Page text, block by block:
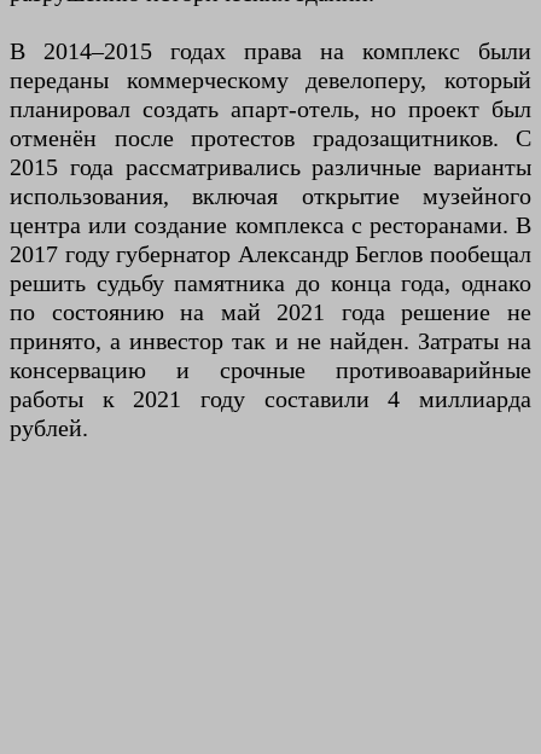
В 2014–2015 годах права на комплекс были
переданы коммерческому девелоперу, который
планировал создать апарт-отель, но проект был
отменён после протестов градозащитников. С
2015 года рассматривались различные варианты
использования, включая открытие музейного
центра или создание комплекса с ресторанами. В
2017 году губернатор Александр Беглов пообещал
решить судьбу памятника до конца года, однако
по состоянию на май 2021 года решение не
принято, а инвестор так и не найден. Затраты на
консервацию и срочные противоаварийные
работы к 2021 году составили 4 миллиарда
рублей.